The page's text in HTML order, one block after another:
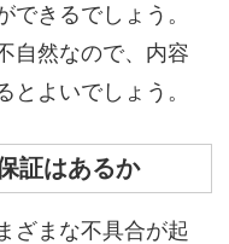
できるでしょう。
自然なので、内容
とよいでしょう。
証はあるか
ざまな不具合が起